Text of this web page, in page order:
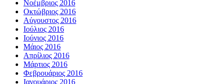
Νοέμβριος 2016
Οκτώβριος 2016
Αύγουστος 2016
Ιούλιος 2016
Ιούνιος 2016
Μάιος 2016
Απρίλιος 2016
Μάρτιος 2016
Φεβρουάριος 2016
Ιανουάριος 2016